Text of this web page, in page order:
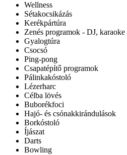
Wellness
Sétakocsikázás
Kerékpártúra
Zenés programok - DJ, karaoke
Gyalogtúra
Csocsó
Ping-pong
Csapatépítő programok
Pálinkakóstoló
Lézerharc
Célba lövés
Buborékfoci
Hajó- és csónakkirándulások
Borkóstoló
Íjászat
Darts
Bowling